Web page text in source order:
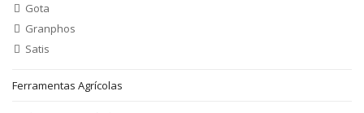
Gota
Granphos
Satis
Ferramentas Agrícolas